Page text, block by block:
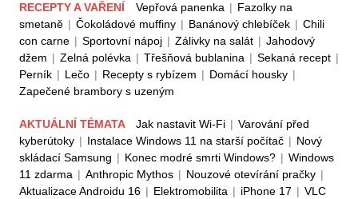
RECEPTY A VAŘENÍ Vepřová panenka | Fazolky na
smetaně | Čokoládové muffiny | Banánový chlebíček | Chili
con carne | Sportovní nápoj | Zálivky na salát | Jahodový
džem | Zelná polévka | Třešňová bublanina | Sekaná recept |
Perník | Lečo | Recepty s rybízem | Domácí housky |
Zapečené brambory s uzeným
AKTUÁLNÍ TÉMATA Jak nastavit Wi-Fi | Varování před
kyberútoky | Instalace Windows 11 na starší počítač | Nový
skládací Samsung | Konec modré smrti Windows? | Windows
11 zdarma | Anthropic Mythos | Nouzové otevírání pračky |
Aktualizace Androidu 16 | Elektromobilita | iPhone 17 | VLC